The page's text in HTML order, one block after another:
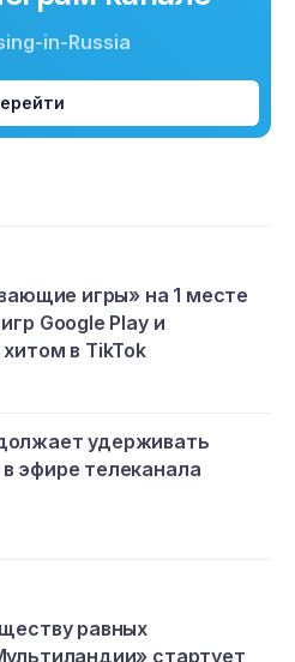
in-Russia
игры» на 1 месте
Google Play и
в TikTok
удерживать
эфире телеканала
равных
стартует